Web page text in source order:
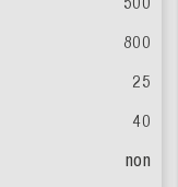
800
25
40
non